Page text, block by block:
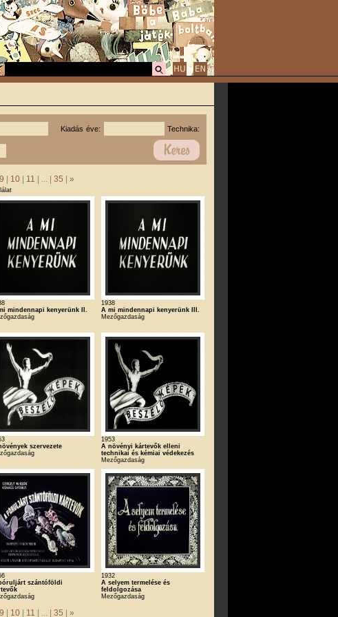
Kiadás éve: Technika:
9 | 10| 11 | ... | 35 | »
mindennapi kenyerünk II.
1938
A mi mindennapi kenyerünk III.
Mezőgazdaság
szervezete
1953
A növényi kártevők elleni
technikai és kémiai védekezés
Mezőgazdaság
szántóföldi
1932
A selyem termelése és
feldolgozása
Mezőgazdaság
9 | 10| 11 | ... | 35 | »